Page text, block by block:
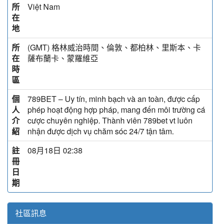
所
在
地
Việt Nam
所
在
時
區
(GMT) 格林威治時間、倫敦、都柏林、里斯本、卡
薩布蘭卡、蒙羅維亞
個
人
介
紹
789BET – Uy tín, minh bạch và an toàn, được cấp
phép hoạt động hợp pháp, mang đến môi trường cá
cược chuyên nghiệp. Thành viên 789bet vt luôn
nhận được dịch vụ chăm sóc 24/7 tận tâm.
註
冊
日
期
08月18日 02:38
社區訊息